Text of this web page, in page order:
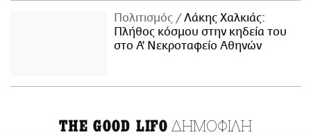
Πολιτισμός
Λάκης Χαλκιάς:
Πλήθος κόσμου στην κηδεία του
στο Α' Νεκροταφείο Αθηνών
THE GOOD LIFO ΔΗΜΟΦΙΛΗ